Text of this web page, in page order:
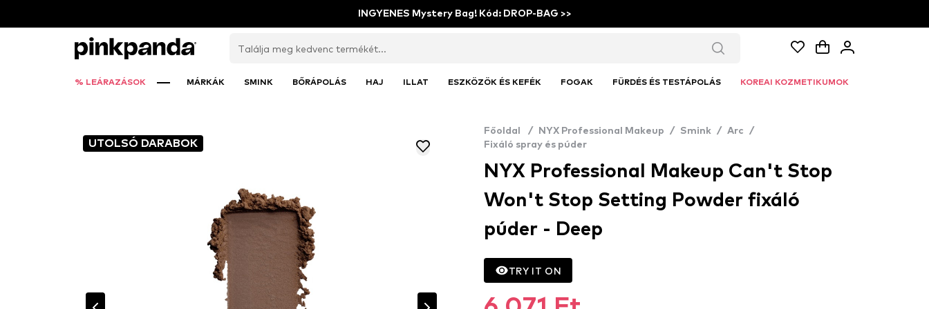
INGYENES Mystery Bag! Kód: DROP-BAG >>
% LEÁRAZÁSOK MÁRKÁK SMINK BŐRÁPOLÁS HAJ ILLAT ESZKÖZÖK ÉS KEFÉK FOGAK FÜRDÉS ÉS TESTÁPOLÁS KOREAI KOZMETIKUMOK
UTOLSÓ DARABOK
Főoldal / NYX Professional Makeup / Smink / Arc
/
Fixáló spray és púder
NYX Professional Makeup Can't Stop
Won't Stop Setting Powder fixáló
púder - Deep
TRY IT ON